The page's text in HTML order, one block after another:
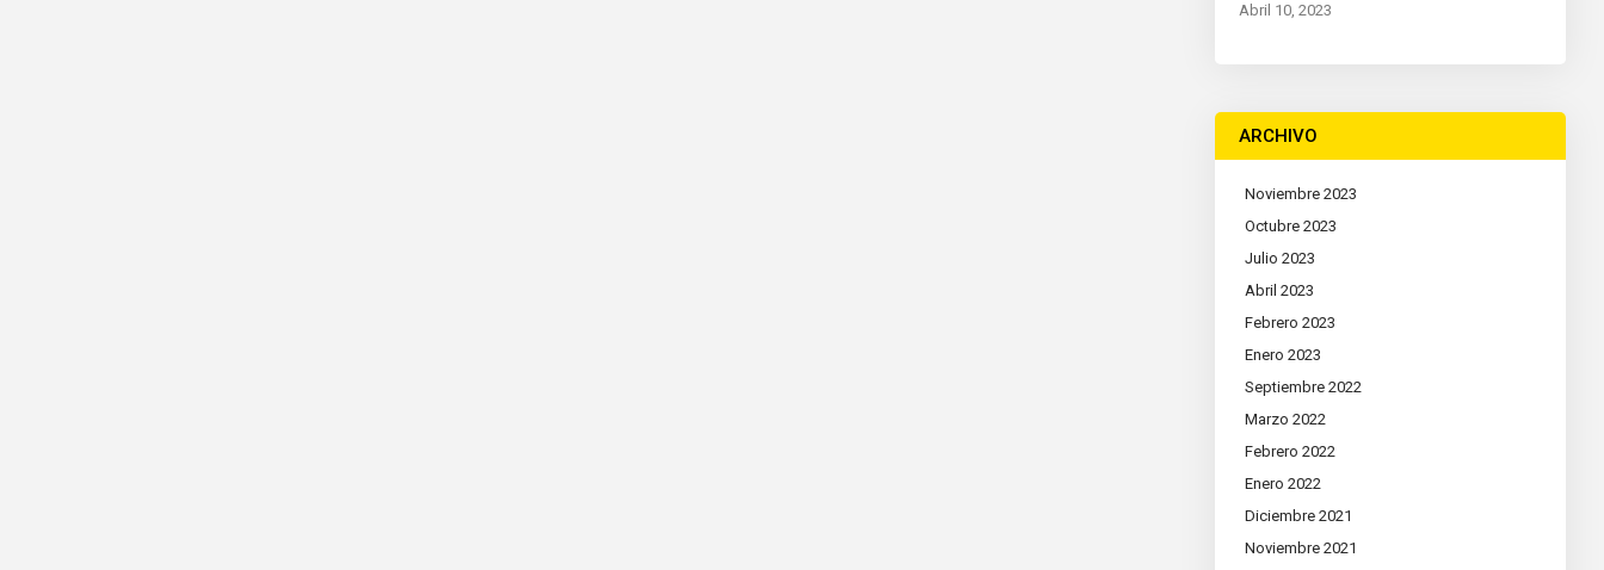
Abril 10, 2023
ARCHIVO
Noviembre 2023
Octubre 2023
Julio 2023
Abril 2023
Febrero 2023
Enero 2023
Septiembre 2022
Marzo 2022
Febrero 2022
Enero 2022
Diciembre 2021
Noviembre 2021